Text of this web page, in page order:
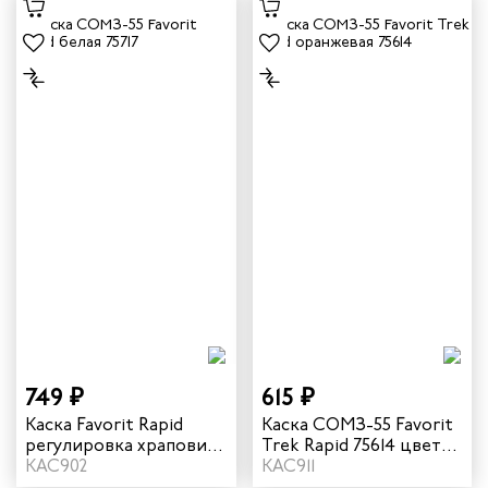
749 ₽
Каска Favorit Rapid
регулировка храповик
цвет белый
КАС902
615 ₽
Каска СОМЗ-55 Favorit
Trek Rapid 75614 цвет
оранжевый
КАС911